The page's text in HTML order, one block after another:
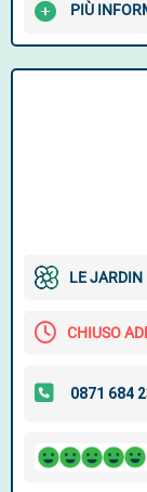
PIÙ
LE JARDIN
CHIUSO